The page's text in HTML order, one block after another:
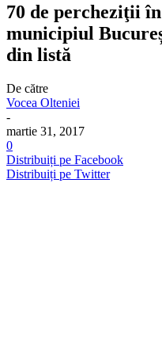
70 de percheziţii
municipiul
din listă
De către
Vocea Olteniei
-
martie 31, 2017
0
Distribuiți pe Facebook
Distribuiți pe Twitter